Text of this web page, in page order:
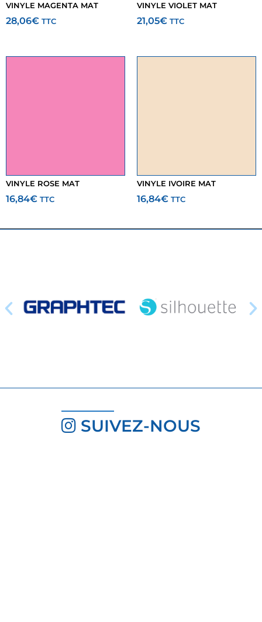
VINYLE MAGENTA MAT
28,06€ TTC
VINYLE VIOLET MAT
21,05€ TTC
VINYLE ROSE MAT
16,84€ TTC
VINYLE IVOIRE MAT
16,84€ TTC
SUIVEZ-NOUS